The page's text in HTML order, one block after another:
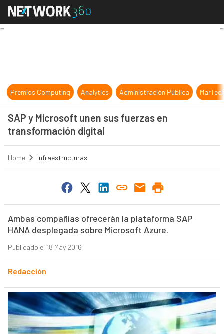
SAP y Microsoft unen sus fuerzas
Premios Computing Analytics Administración Pública
SAP y Microsoft unen sus fuerzas en
transformación digital
Home Infraestructuras
Ambas compañías ofrecerán la plataforma SAP
HANA desplegada sobre Microsoft Azure.
Publicado el 18 May 2016
Redacción